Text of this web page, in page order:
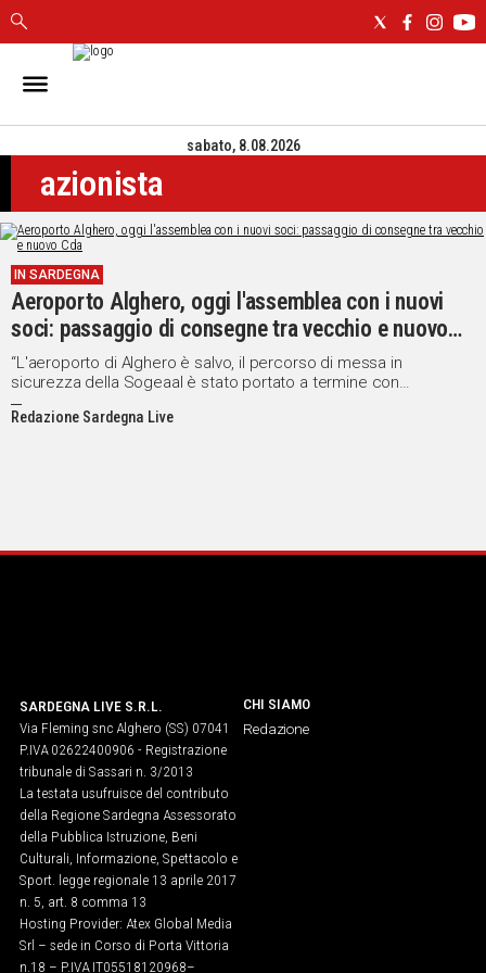
IN
CAGLIARI
SASSARI
NUORO
ORISTANO
SULCIS
GALLURA
OGLIASTRA
CAMPIDANO
VIDEO
Vai
UNISCITI
AL CANALE
WHATSAPP
sabato, 8.08.2026
azionista
IN SARDEGNA
Aeroporto Alghero, oggi l'assemblea con i nuovi
soci: passaggio di consegne tra vecchio e nuovo
Cda
“L'aeroporto di Alghero è salvo, il percorso di messa in
sicurezza della Sogeaal è stato portato a termine con
successo”, ha detto l'assessore dei Trasporti, Massimo Deiana.
Redazione Sardegna Live
SARDEGNA LIVE S.R.L.
Via Fleming snc Alghero (SS) 07041
P.IVA 02622400906 - Registrazione
tribunale di Sassari n. 3/2013
La testata usufruisce del contributo
della Regione Sardegna Assessorato
della Pubblica Istruzione, Beni
Culturali, Informazione, Spettacolo e
Sport. legge regionale 13 aprile 2017
n. 5, art. 8 comma 13
Hosting Provider: Atex Global Media
Srl – sede in Corso di Porta Vittoria
n.18 – P.IVA IT05518120968​–
CHI SIAMO
Redazione